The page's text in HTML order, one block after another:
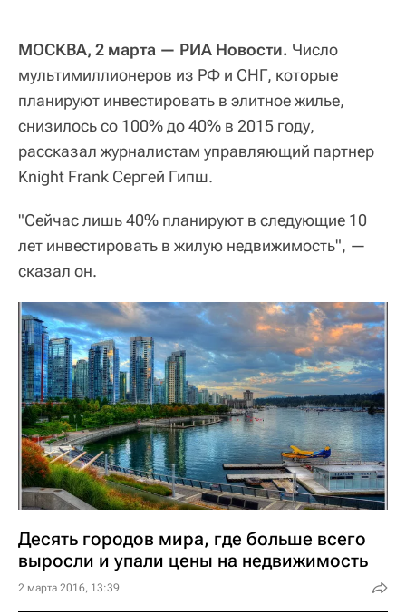
МОСКВА, 2 марта — РИА Новости. Число
мультимиллионеров из РФ и СНГ, которые
планируют инвестировать в элитное жилье,
снизилось со 100% до 40% в 2015 году,
рассказал журналистам управляющий партнер
Knight Frank Сергей Гипш.
"Сейчас лишь 40% планируют в следующие 10
лет инвестировать в жилую недвижимость", —
сказал он.
Десять городов мира, где больше всего
выросли и упали цены на недвижимость
2 марта 2016, 13:39